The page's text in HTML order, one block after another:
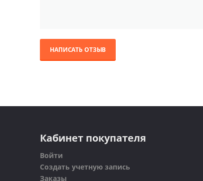
НАПИСАТЬ ОТЗЫВ
Кабинет покупателя
Войти
Создать учетную запись
Заказы